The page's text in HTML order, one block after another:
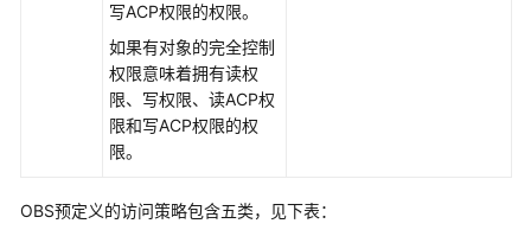
BrowserJS
前
写ACP权限的权限。
如果有对象的完全控制
权限意味着拥有读权
限、写权限、读ACP权
限和写ACP权限的权
限。
OBS预定义的访问策略包含五类，见下表：